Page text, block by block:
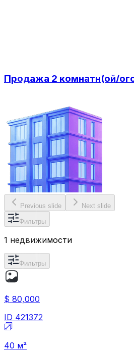
Продажа 2 комнатн(ой/
Previous slide Next slide
Фильтры
1 недвижимости
Фильтры
$ 80,000
ID 421372
40 м²